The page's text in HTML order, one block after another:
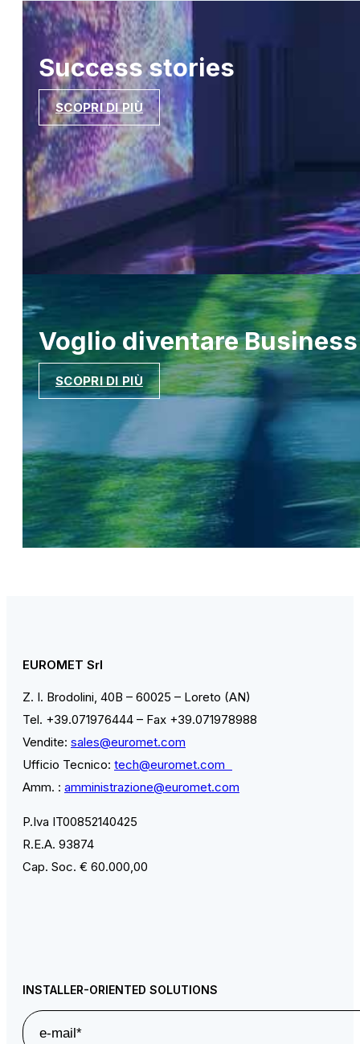
Successstories
SCOPRI DI PIÙ
Voglio diventare
SCOPRI DI PIÙ
EUROMET Srl
Z. I. Brodolini, 40B – 60025 – Loreto (AN)
Tel. +39.071976444 – Fax +39.071978988
Vendite: sales@euromet.com
Ufficio Tecnico: tech@euromet.com
Amm. : amministrazione@euromet.com
P.Iva IT00852140425
R.E.A. 93874
Cap. Soc. € 60.000,00
INSTALLER-ORIENTED SOLUTIONS